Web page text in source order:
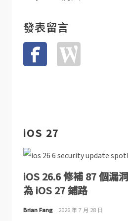
發表留言
iOS 27
iOS 26.6 修補 87 個漏
為 iOS 27 鋪路
Brian Fang 2026 年 7 月 28 日